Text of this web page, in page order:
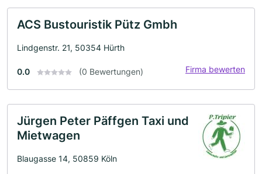
ACS Bustouristik Pütz Gmbh
Lindgenstr. 21, 50354 Hürth
0.0 (0 Bewertungen) Firma bewerten
Jürgen Peter Päffgen Taxi und
Mietwagen
Blaugasse 14, 50859 Köln